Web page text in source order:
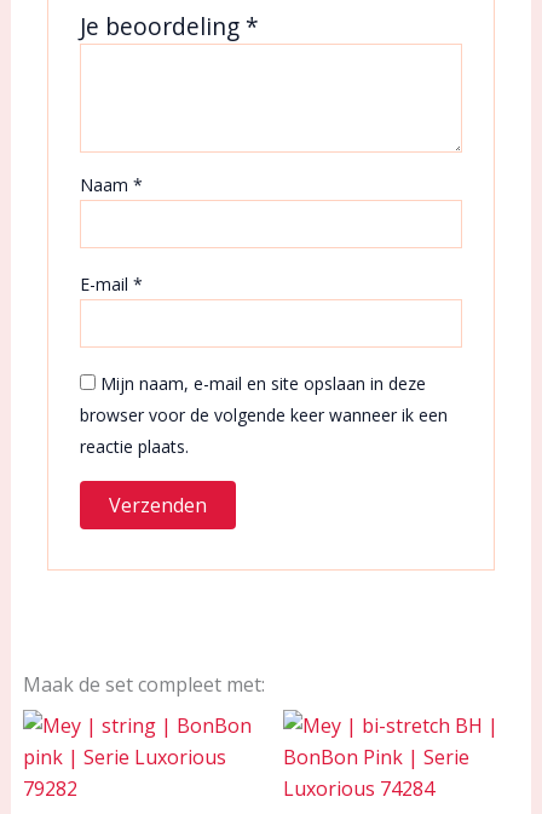
Je beoordeling *
Naam*
E-mail*
Mijn naam, e-mail en site opslaan in deze
browser voor de volgende keer wanneer ik een
reactie plaats.
Maak de set compleet met: